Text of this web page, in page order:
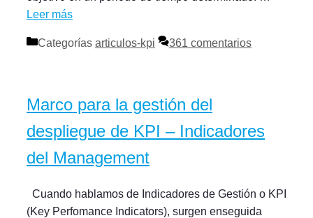
Leer más
Categorías articulos-kpi 361 comentarios
Marco para la gestión del
despliegue de KPI – Indicadores
del Management
Cuando hablamos de Indicadores de Gestión o KPI
(Key Perfomance Indicators), surgen enseguida